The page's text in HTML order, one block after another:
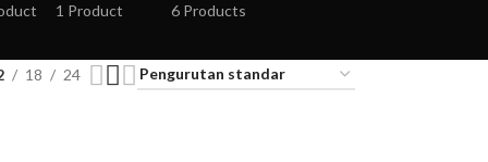
1 Product
6 Products
18 24